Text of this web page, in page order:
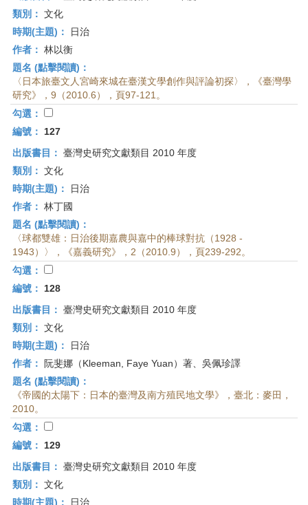
類別： 文化
時期(主題)：
日治
作者： 林以衡
題名 (點擊閱讀)：
〈日本旅臺文人宮崎來城在臺漢文學創作與評論初探〉，《臺灣學
研究》，9（2010.6），頁97-121。
勾選：
編號：
127
出版書目： 臺灣史研究文獻類目 2010 年度
類別： 文化
時期(主題)：
日治
作者： 林丁國
題名 (點擊閱讀)：
〈球都雙雄：日治後期嘉農與嘉中的棒球對抗（1928 -
1943）〉，《嘉義研究》，2（2010.9），頁239-292。
勾選：
編號：
128
出版書目： 臺灣史研究文獻類目 2010 年度
類別： 文化
時期(主題)：
日治
作者：
阮斐娜（Kleeman, Faye Yuan）著、吳佩珍譯
題名 (點擊閱讀)：
《帝國的太陽下：日本的臺灣及南方殖民地文學》，臺北：麥田，
2010。
勾選：
編號：
129
出版書目： 臺灣史研究文獻類目 2010 年度
類別： 文化
時期(主題)：
日治